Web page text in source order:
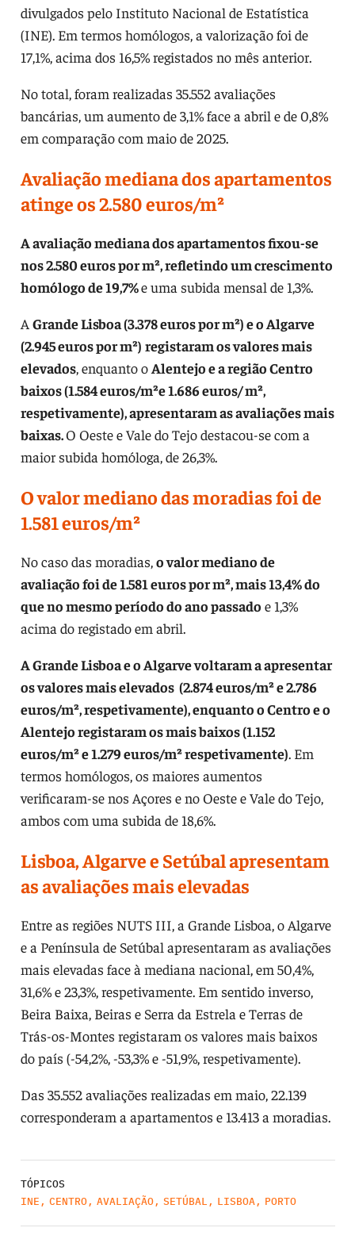
divulgados pelo Instituto Nacional de Estatística
(INE). Em termos homólogos, a valorização foi de
17,1%, acima dos 16,5% registados no mês anterior.
No total, foram realizadas 35.552 avaliações
bancárias, um aumento de 3,1% face a abril e de 0,8%
em comparação com maio de 2025.
Avaliação mediana dos apartamentos
atinge os 2.580 euros/m²
A avaliação mediana dos apartamentos fixou-se
nos 2.580 euros por m², refletindo um crescimento
homólogo de 19,7%e uma subida mensal de 1,3%.
A Grande Lisboa (3.378 euros por m²) e o Algarve
(2.945 euros por m²) registaram os valores mais
elevados, enquanto oAlentejo e a região Centro
baixos (1.584 euros/m²e 1.686 euros/ m²,
respetivamente), apresentaram as avaliações mais
baixas.O Oeste e Vale do Tejo destacou-se com a
maior subida homóloga, de 26,3%.
O valor mediano das moradias foi de
1.581 euros/m²
No caso das moradias,o valor mediano de
avaliação foi de 1.581 euros por m², mais 13,4% do
que no mesmo período do ano passado e 1,3%
acima do registado em abril.
A Grande Lisboa e o Algarve voltaram a apresentar
os valores mais elevados (2.874 euros/m² e 2.786
euros/m², respetivamente), enquanto o Centro e o
Alentejo registaram os mais baixos (1.152
euros/m² e 1.279 euros/m² respetivamente). Em
termos homólogos, os maiores aumentos
verificaram-se nos Açores e no Oeste e Vale do Tejo,
ambos com uma subida de 18,6%.
Lisboa, Algarve e Setúbal apresentam
as avaliações mais elevadas
Entre as regiões NUTS III, a Grande Lisboa, o Algarve
e a Península de Setúbal apresentaram as avaliações
mais elevadas face à mediana nacional, em 50,4%,
31,6% e 23,3%, respetivamente. Em sentido inverso,
Beira Baixa, Beiras e Serra da Estrela e Terras de
Trás-os-Montes registaram os valores mais baixos
do país (-54,2%, -53,3% e -51,9%, respetivamente).
Das 35.552 avaliações realizadas em maio, 22.139
corresponderam a apartamentos e 13.413 a moradias.
TÓPICOS
INE , CENTRO, AVALIAÇÃO, SETÚBAL , LISBOA, PORTO